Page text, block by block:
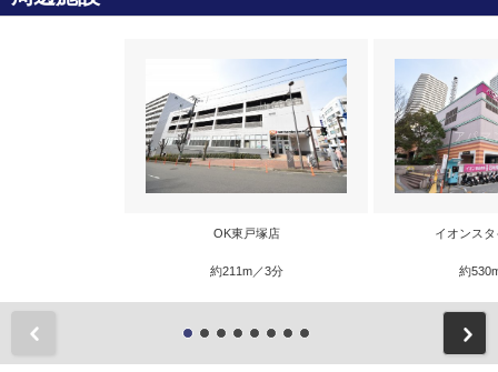
OK東戸塚店
約211m／3分
イオンス
約